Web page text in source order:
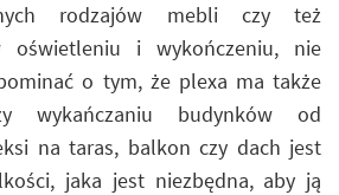
rodzajów mebli czy też
oświetleniu i wykończeniu, nie
o tym, że plexa ma także
wykańczaniu budynków od
na taras, balkon czy dach jest
jaka jest niezbędna, aby ją